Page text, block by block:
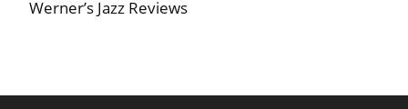
Werner’s Jazz Reviews